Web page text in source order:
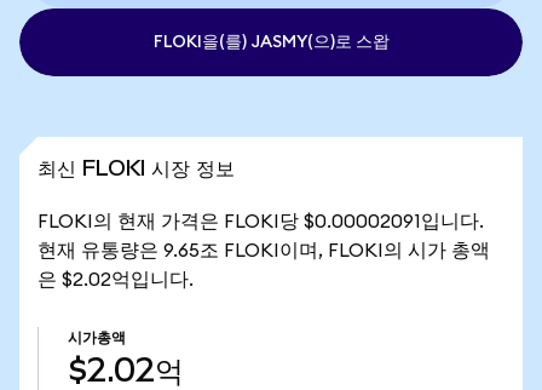
FLOKI을(를) JASMY(으)로 스왑
최신 FLOKI 시장 정보
FLOKI의 현재 가격은 FLOKI당 $0.00002091입니다.
현재 유통량은 9.65조 FLOKI이며, FLOKI의 시가 총액
은 $2.02억입니다.
시가총액
$2.02억